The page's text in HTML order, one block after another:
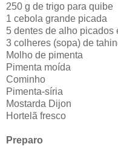
250 g de trigo para quibe
1 cebola grande picada
5 dentes de alho picados
3 colheres (sopa) de
Molho de pimenta
Pimenta moída
Cominho
Pimenta-síria
Mostarda Dijon
Hortelã fresco
Preparo